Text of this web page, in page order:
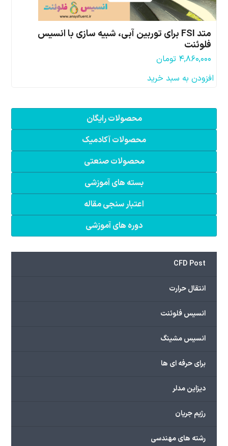
متد FSI برای توربین آبی، شبیه سازی با انسیس
فلوئنت
۴,۸۶۰,۰۰۰ تومان
افزودن به سبد خرید
محصولات رایگان
محصولات آکادمیک
محصولات صنعتی
بسته های آموزشی
اعتبار سنجی مقاله
دوره های آموزشی
CFD Post
انتقال حرارت
انسیس فلوئنت
انسیس مشینگ
برای حرفه ای ها
دیزاین مدلر
رژیم جریان
رشته های مهندسی